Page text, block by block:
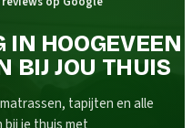
HOOGEVEEN
BIJ JOU THUIS
tapijten en alle